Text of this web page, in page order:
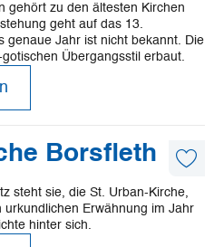
gehört zu den ältesten Kirchen
geht auf das 13.
genaue Jahr ist nicht bekannt. Die
Übergangsstil erbaut.
Borsfleth
steht sie, die St. Urban-Kirche,
Erwähnung im Jahr
hinter sich.